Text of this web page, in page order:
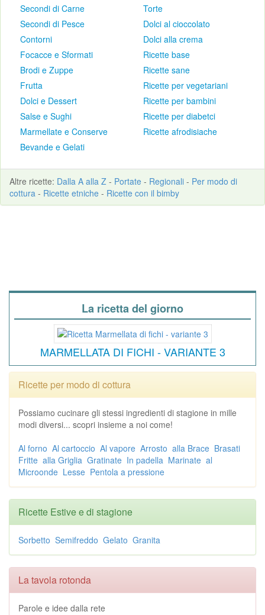
Secondi di Carne
Secondi di Pesce
Contorni
Focacce e Sformati
Brodi e Zuppe
Frutta
Dolci e Dessert
Salse e Sughi
Marmellate e Conserve
Bevande e Gelati
Torte
Dolci al cioccolato
Dolci alla crema
Ricette base
Ricette sane
Ricette per vegetariani
Ricette per bambini
Ricette per diabetci
Ricette afrodisiache
Altre ricette: Dalla A alla Z - Portate - Regionali - Per modo di
cottura - Ricette etniche - Ricette con il bimby
La ricetta del giorno
MARMELLATA DI FICHI - VARIANTE 3
Ricette per modo di cottura
Possiamo cucinare gli stessi ingredienti di stagione in mille
modi diversi... scopri insieme a noi come!
Al forno Al cartoccio Al vapore Arrosto alla Brace Brasati
Fritte alla Griglia Gratinate In padella Marinate al
Microonde Lesse Pentola a pressione
Ricette Estive e di stagione
Sorbetto Semifreddo Gelato Granita
La tavola rotonda
Parole e idee dalla rete